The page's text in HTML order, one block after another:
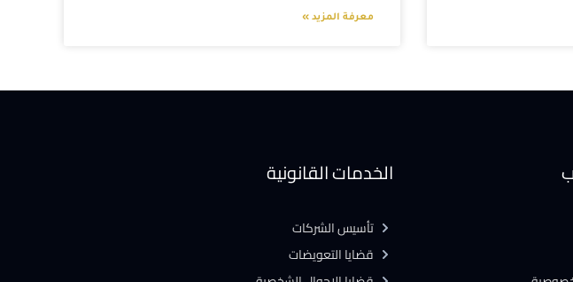
معرفة المزيد »
الخدمات القانونية
تأسيس الشركات
قضايا التعويضات